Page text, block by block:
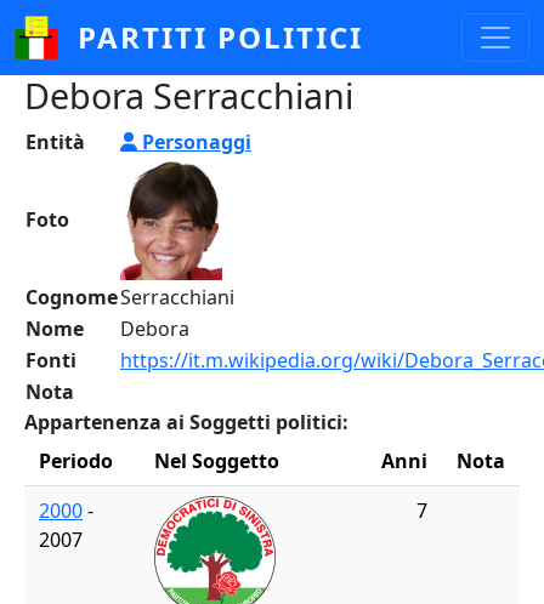
Salta al contenuto principale
PARTITI POLITICI
Debora Serracchiani
Entità Personaggi
Foto
CognomeSerracchiani
Nome
Debora
Fonti
https://it.m.wikipedia.org/wiki/
Nota
Appartenenza ai Soggetti politici:
Periodo
Nel Soggetto Anni
Nota
2000-
2007
7